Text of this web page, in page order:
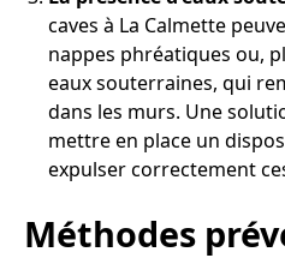
caves à La Calmette
nappes phréatiques ou,
eaux souterraines, qui
dans les murs. Une
mettre en place un
expulser correctement
Méthodes